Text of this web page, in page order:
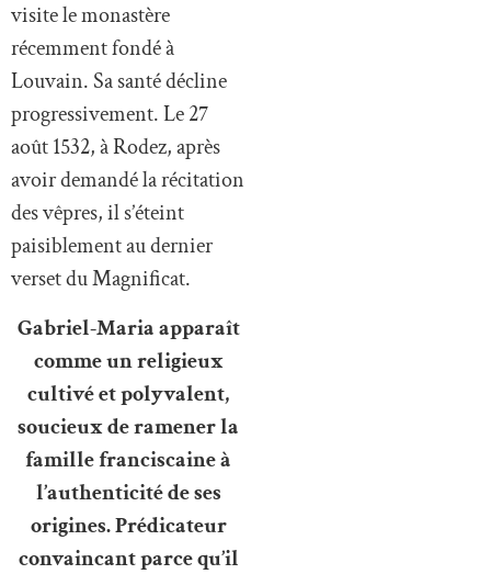
visite le monastère
récemment fondé à
Louvain. Sa santé décline
progressivement. Le 27
août 1532, à Rodez, après
avoir demandé la récitation
des vêpres, il s’éteint
paisiblement au dernier
verset du Magnificat.
Gabriel-Maria apparaît
comme un religieux
cultivé et polyvalent,
soucieux de ramener la
famille franciscaine à
l’authenticité de ses
origines. Prédicateur
convaincant parce qu’il